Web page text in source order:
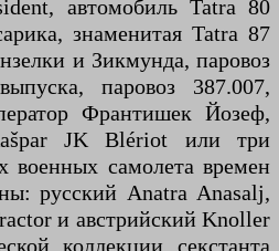
автомобиль Tatra 80
знаменитая Tatra 87
и Зикмунда, паровоз
паровоз 387.007,
Франтишек Йозеф,
JK Blériot или три
военных самолета времен
русский Anatra Anasalj,
и австрийский Knoller
коллекции секстанта